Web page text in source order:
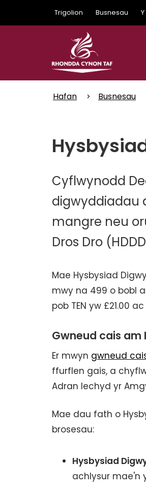
main
Trigolion Busnesau
Hafan Busnesau
Cyflwynodd
digwyddiadau
mangre neu
Dros Dro
Mae Hysbysiad
mwy na 499 o bobl
pob TEN yw £21.00
Gwneud cais am
Er mwyn gwneud
ffurflen gais, a
Adran Iechyd yr
Mae dau fath o
brosesau:
Hysbysiad
achlysur mae'n